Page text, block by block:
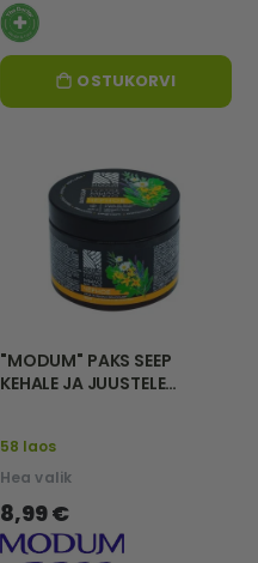
OSTUKORVI
"MODUM" PAKS SEEP
KEHALE JA JUUSTELE
58 laos
Hea valik
8,99 €